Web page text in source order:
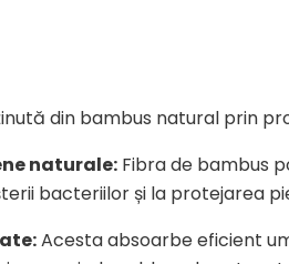
din bambus natural prin
naturale: Fibra de bambus
bacteriilor și la protejarea
Acesta absoarbe eficient